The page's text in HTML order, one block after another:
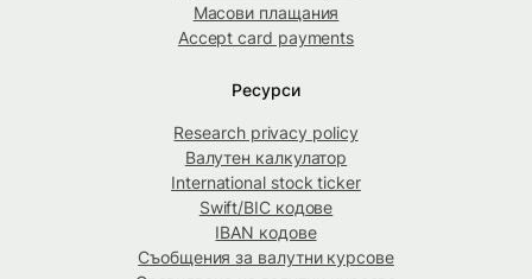
Масови плащания
Accept card payments
Ресурси
Research privacy policy
Валутен калкулатор
International stock ticker
Swift/BIC кодове
IBAN кодове
Съобщения за валутни курсове